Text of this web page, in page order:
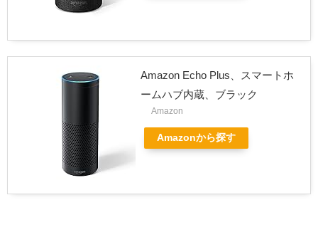
Amazon Echo Plus、スマートホ
ームハブ内蔵、ブラック
Amazon
Amazonから探す